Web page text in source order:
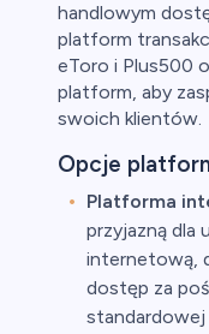
handlowym
platform
eToro i Plus500
platform, aby
swoich klientów.
Opcje
Platforma
przyjazną dla
internetową,
dostęp za